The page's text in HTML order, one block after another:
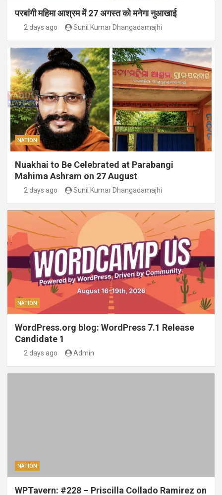
परबांगी महिमा आश्रम में 27 अगस्त को मनेगा नुआखाई
2 days ago Sunil Kumar Dhangadamajhi
NATION
Nuakhai to Be Celebrated at Parabangi
Mahima Ashram on 27 August
2 days ago Sunil Kumar Dhangadamajhi
NATION
WordPress.org blog: WordPress 7.1 Release
Candidate 1
2 days ago Admin
NATION
WPTavern: #228 – Priscilla Collado Ramirez on